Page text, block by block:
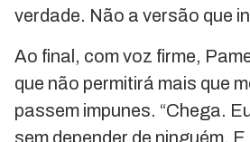
verdade. Não a versão que
Ao final, com voz firme,
que não permitirá mais que
passem impunes. “Chega.
sem depender de ninguém.